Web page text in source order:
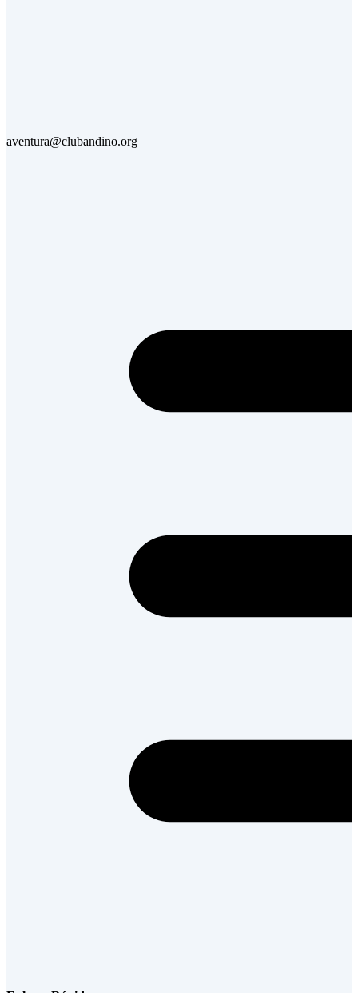
aventura@clubandino.org